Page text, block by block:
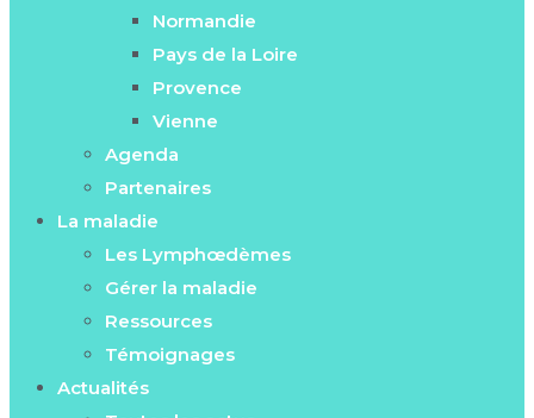
Normandie
Pays de la Loire
Provence
Vienne
Agenda
Partenaires
La maladie
Les Lymphœdèmes
Gérer la maladie
Ressources
Témoignages
Actualités